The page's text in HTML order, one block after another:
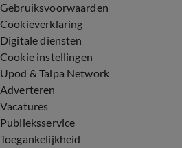
Gebruiksvoorwaarden
Cookieverklaring
Digitale diensten
Cookie instellingen
Upod & Talpa Network
Adverteren
Vacatures
Publieksservice
Toegankelijkheid